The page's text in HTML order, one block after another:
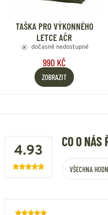
TAŠKA PRO VÝKONNÉHO
LETCE AČR
dočasně nedostupné
990 KČ
ZOBRAZIT
4.93
CO O
VŠECHNA